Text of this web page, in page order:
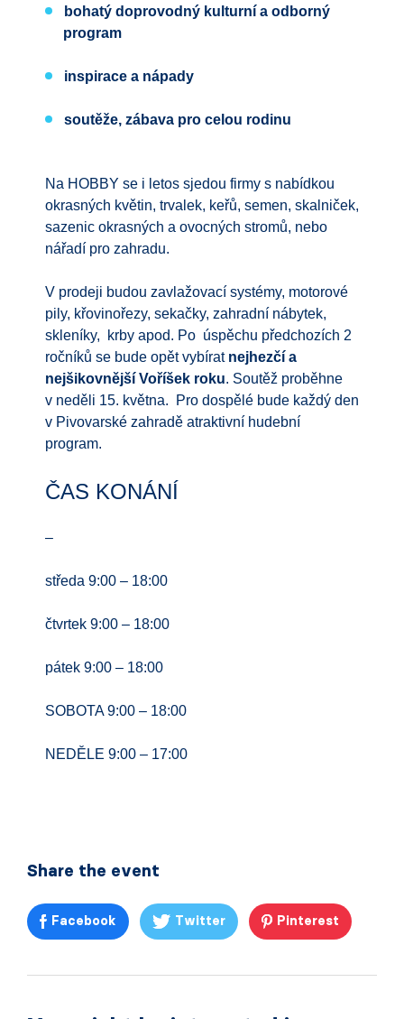
bohatý doprovodný kulturní a odborný
program
inspirace a nápady
soutěže, zábava pro celou rodinu
Na HOBBY se i letos sjedou firmy s nabídkou
okrasných květin, trvalek, keřů, semen, skalniček,
sazenic okrasných a ovocných stromů, nebo
nářadí pro zahradu.
V prodeji budou zavlažovací systémy, motorové
pily, křovinořezy, sekačky, zahradní nábytek,
skleníky, krby apod. Po úspěchu předchozích 2
ročníků se bude opět vybírat nejhezčí a
nejšikovnější Voříšek roku. Soutěž proběhne
v neděli 15. května. Pro dospělé bude každý den
v Pivovarské zahradě atraktivní hudební
program.
ČAS KONÁNÍ
–
středa 9:00 – 18:00
čtvrtek 9:00 – 18:00
pátek 9:00 – 18:00
SOBOTA 9:00 – 18:00
NEDĚLE 9:00 – 17:00
Share the event
Facebook Twitter Pinterest